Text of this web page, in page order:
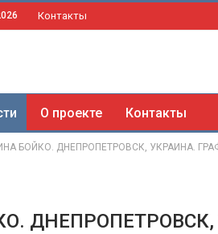
Контакты
О проекте Контакты
БОЙКО. ДНЕПРОПЕТРОВСК, УКРАИНА.